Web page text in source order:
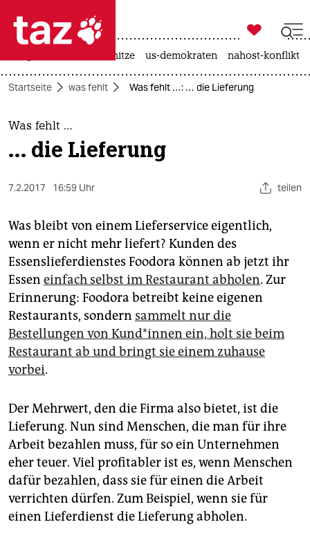
 taz zahl ich
taz zahl ich
themen
politik
öko
gesellschaft
kultur
sport
berlin
nord
wahrheit
verlag
verlag
veranstaltungen
shop
fragen & hilfe

taz zahl ich
hitze us-demokraten nahost-konflikt
Startseite was fehlt Was fehlt …: … die Lieferung
Was fehlt …
… die Lieferung
7.2.2017 16:59 Uhr teilen
Was bleibt von einem Lieferservice eigentlich,
wenn er nicht mehr liefert? Kunden des
Essenslieferdienstes Foodora können ab jetzt ihr
Essen einfach selbst im Restaurant abholen. Zur
Erinnerung: Foodora betreibt keine eigenen
Restaurants, sondern sammelt nur die
Bestellungen von Kund*innen ein, holt sie beim
Restaurant ab und bringt sie einem zuhause
vorbei.
Der Mehrwert, den die Firma also bietet, ist die
Lieferung. Nun sind Menschen, die man für ihre
Arbeit bezahlen muss, für so ein Unternehmen
eher teuer. Viel profitabler ist es, wenn Menschen
dafür bezahlen, dass sie für einen die Arbeit
verrichten dürfen. Zum Beispiel, wenn sie für
einen Lieferdienst die Lieferung abholen.